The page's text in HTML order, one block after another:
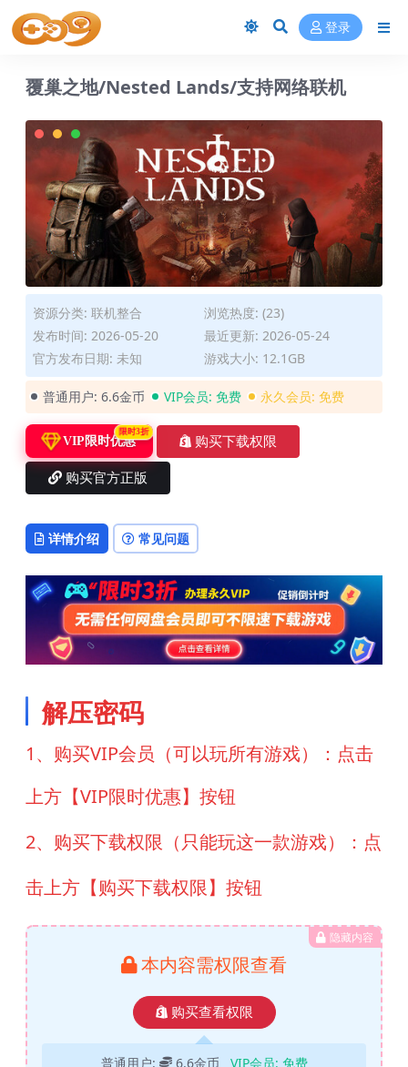
登录
覆巢之地/Nested Lands/支持网络联机
资源分类: 联机整合
浏览热度: (23)
发布时间: 2026-05-20
最近更新: 2026-05-24
官方发布日期: 未知
游戏大小: 12.1GB
普通用户: 6.6金币 VIP会员: 免费 永久会员: 免费
VIP限时优惠
限时3折
购买下载权限
购买官方正版
详情介绍 常见问题
解压密码
1、购买VIP会员（可以玩所有游戏）：点击
上方【VIP限时优惠】按钮
2、购买下载权限（只能玩这一款游戏）：点
击上方【购买下载权限】按钮
隐藏内容
本内容需权限查看
购买查看权限
普通用户: 6.6金币 VIP会员: 免费